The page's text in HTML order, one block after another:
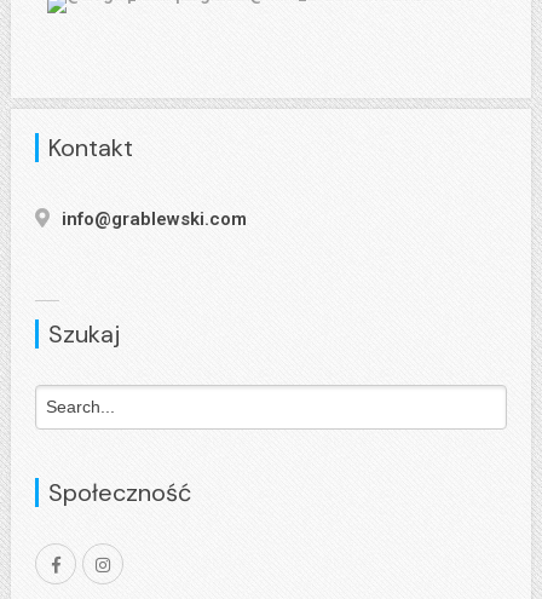
Kontakt
info@grablewski.com
Szukaj
Społeczność